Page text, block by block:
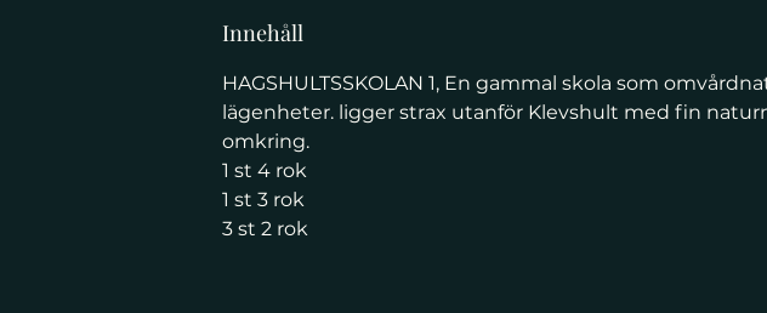
Innehåll
HAGSHULTSSKOLAN 1, En gammal skola som
lägenheter. ligger strax utanför Klevshult med fin
omkring.
1 st 4 rok
1 st 3 rok
3 st 2 rok